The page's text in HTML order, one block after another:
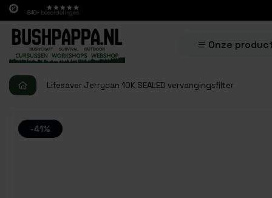
840+ beoordelingen
Onze
Lifesaver Jerrycan 10K SEALED vervangingsfilter
-41%